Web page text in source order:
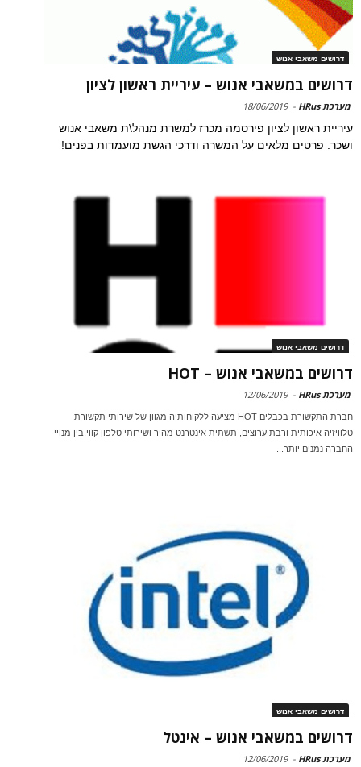
דרושים משאבי אנוש
דרושים במשאבי אנוש – עיריית ראשון לציון
מערכת HRus -
18/06/2019
עיריית ראשון לציון פירסמה מכרז למשרת מנהל\ת משאבי אנוש
ושכר. פרטים מלאים על המשרה ודרכי הגשת מועמדות בפנים!
דרושים משאבי אנוש
דרושים במשאבי אנוש – HOT
מערכת HRus -
12/06/2019
חברת התקשורת בכבלים HOT מציעה ללקוחותיה מגוון של שירותי תקשורת:
טלוויזיה איכותית ורבת ערוצים, תשתית אינטרנט מהיר ושירותי טלפון קווי.בין מנויי
החברה נמנים יותר...
דרושים משאבי אנוש
דרושים במשאבי אנוש – אינטל
מערכת HRus -
12/06/2019